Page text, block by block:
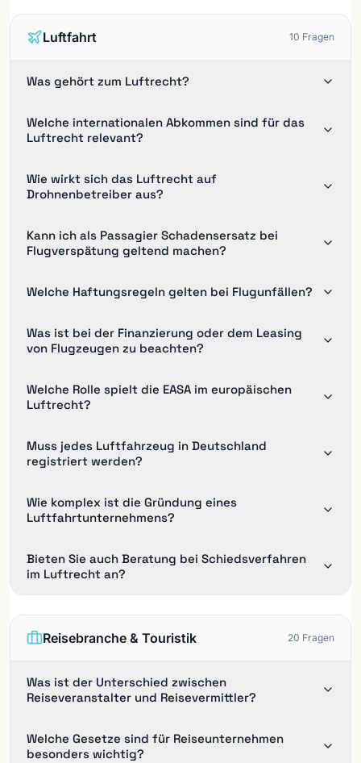
Luftfahrt 10 Fragen
Was gehört zum Luftrecht?
Welche internationalen Abkommen sind für das
Luftrecht relevant?
Wie wirkt sich das Luftrecht auf
Drohnenbetreiber aus?
Kann ich als Passagier Schadensersatz bei
Flugverspätung geltend machen?
Welche Haftungsregeln gelten bei Flugunfällen?
Was ist bei der Finanzierung oder dem Leasing
von Flugzeugen zu beachten?
Welche Rolle spielt die EASA im europäischen
Luftrecht?
Muss jedes Luftfahrzeug in Deutschland
registriert werden?
Wie komplex ist die Gründung eines
Luftfahrtunternehmens?
Bieten Sie auch Beratung bei Schiedsverfahren
im Luftrecht an?
Reisebranche & Touristik 20 Fragen
Was ist der Unterschied zwischen
Reiseveranstalter und Reisevermittler?
Welche Gesetze sind für Reiseunternehmen
besonders wichtig?